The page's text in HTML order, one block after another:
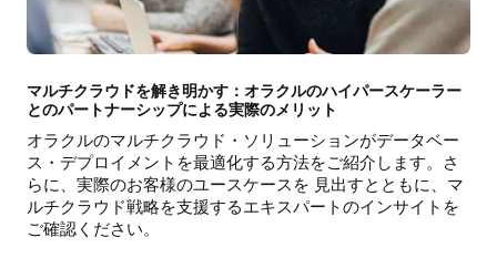
マ
ル
チ
ク
ラ
ド
の
移
行
マルチクラウドを解き明かす：オラクルのハイパースケーラー
とのパートナーシップによる実際のメリット
オラクルのマルチクラウド・ソリューションがデータベー
ス・デプロイメントを最適化する方法をご紹介します。さ
らに、実際のお客様のユースケースを 見出すとともに、マ
ルチクラウド戦略を支援するエキスパートのインサイトを
ご確認ください。